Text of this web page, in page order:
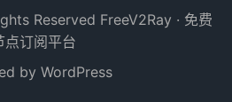
Reserved FreeV2Ray · 免费
点订阅平台
by WordPress